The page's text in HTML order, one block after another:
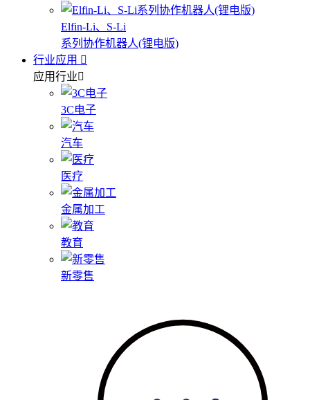
Elfin-Li、S-Li
系列协作机器人(锂电版)
行业应用
应用行业
3C电子
汽车
医疗
金属加工
教育
新零售